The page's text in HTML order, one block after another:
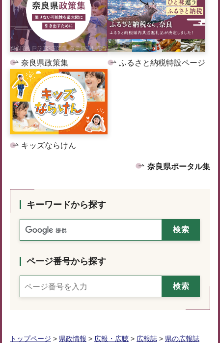
奈良県政策集 ふるさと納税特設ページ
キッズならけん
奈良県ポータル集
キーワードから探す
ページ番号から探す
トップページ > 県政情報 > 広報・広聴 > 広報誌 > 県の広報誌